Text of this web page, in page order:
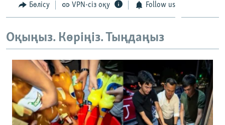
Бөлісу VPN-сіз оқу Follow us
Оқыңыз. Көріңіз. Тыңдаңыз